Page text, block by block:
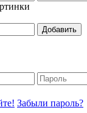
Добавить
Забыли пароль?